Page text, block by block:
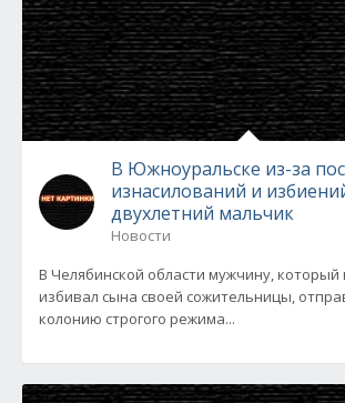
В Южноуральске из-за
изнасилований и
двухлетний мальчик
Новости
В Челябинской области мужчину, который
избивал сына своей сожительницы,
колонию строгого режима...